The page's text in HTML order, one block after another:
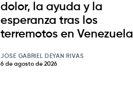
dolor, la ayuda y la
esperanza tras los
terremotos en Venezuela
JOSE GABRIEL DEYAN RIVAS
6 de agosto de 2026